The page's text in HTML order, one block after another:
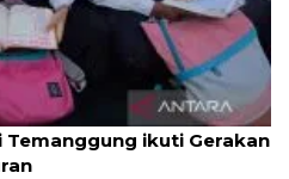
ikuti Gerakan